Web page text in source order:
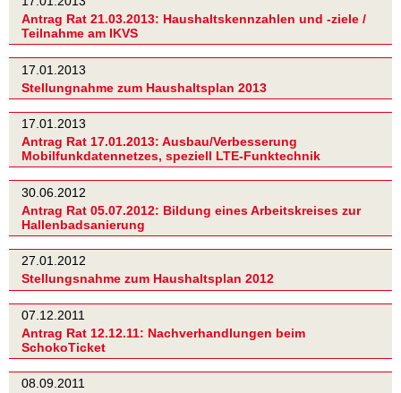
Antrag Rat 21.03.2013: Haushaltskennzahlen und -ziele /
Teilnahme am IKVS
17.01.2013
Stellungnahme zum Haushaltsplan 2013
17.01.2013
Antrag Rat 17.01.2013: Ausbau/Verbesserung
Mobilfunkdatennetzes, speziell LTE-Funktechnik
30.06.2012
Antrag Rat 05.07.2012: Bildung eines Arbeitskreises zur
Hallenbadsanierung
27.01.2012
Stellungsnahme zum Haushaltsplan 2012
07.12.2011
Antrag Rat 12.12.11: Nachverhandlungen beim
SchokoTicket
08.09.2011